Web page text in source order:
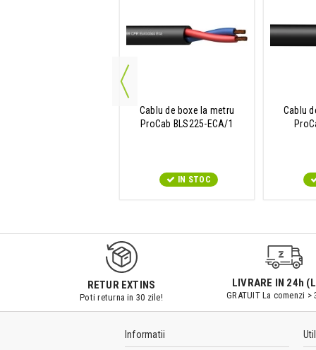
Cablu de boxe la metru
ProCab BLS225-ECA/1
IN STOC
Cablu
RETUR EXTINS
Poti returna in 30 zile!
LIVRARE IN 24h
GRATUIT La comenzi >
Informatii